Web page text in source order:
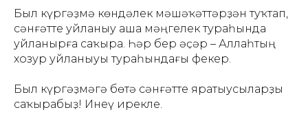
Был күргәҙмә көндәлек мәшәҡәттәрҙән туҡтап,
сәнғәтте уйланыу аша мәңгелек тураһында
уйланырға саҡыра. Һәр бер әҫәр – Аллаһтың
хозур уйланыуы тураһындағы фекер.
Был күргәҙмәгә бөтә сәнғәтте яратыусыларҙы
саҡырабыҙ! Инеү ирекле.